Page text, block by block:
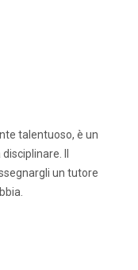
talentuoso, è un
Il
un tutore